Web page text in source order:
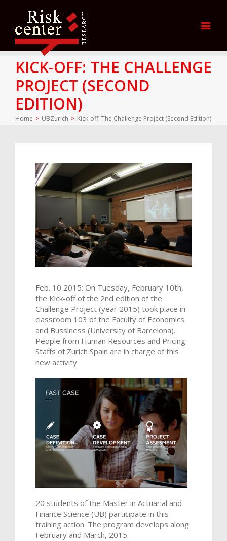
KICK-OFF: THE CHALLENGE
PROJECT (SECOND
EDITION)
Home > UBZurich > Kick-off: The Challenge Project (Second Edition)
View
Larger
Image
Feb. 10 2015: On Tuesday, February 10th,
the Kick-off of the 2nd edition of the
Challenge Project (year 2015) took place in
classroom 103 of the Faculty of Economics
and Bussiness (University of Barcelona).
People from Human Resources and Pricing
Staffs of Zurich Spain are in charge of this
new activity.
20 students of the Master in Actuarial and
Finance Science (UB) participate in this
training action. The program develops along
February and March, 2015.